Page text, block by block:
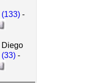
(133) -
Diego
(33) -